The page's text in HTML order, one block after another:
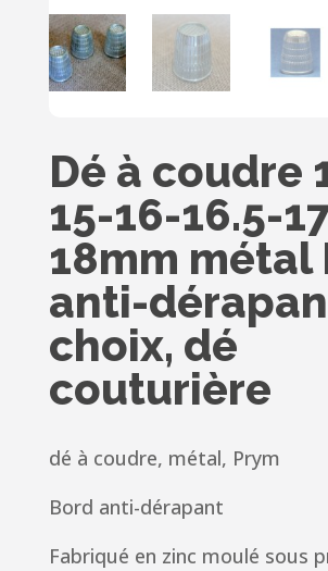
Dé à coudre
15-16-16.5-
18mm métal
anti-
choix, dé
couturière
dé à coudre, métal, Prym
Bord anti-dérapant
Fabriqué en zinc moulé sous